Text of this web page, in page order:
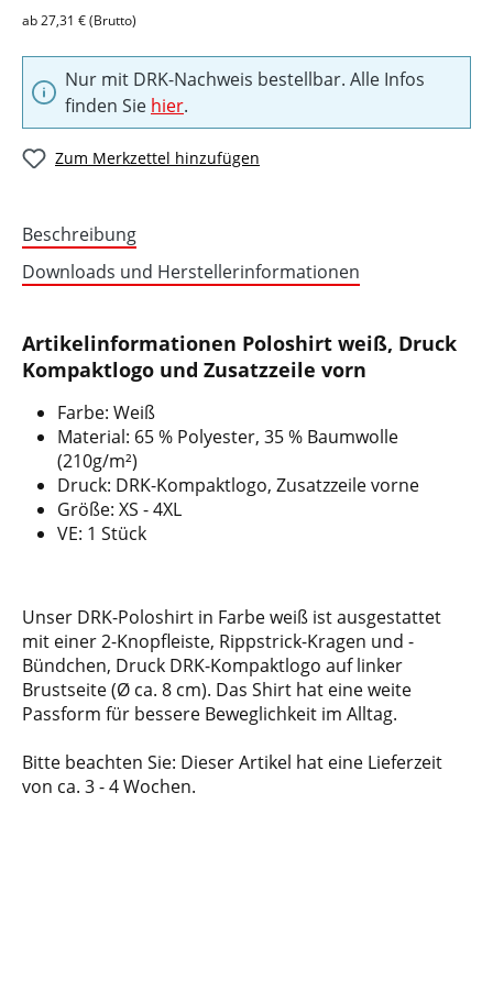
ab 27,31 € (Brutto)
Nur mit DRK-Nachweis bestellbar. Alle Infos
finden Sie hier.
Zum Merkzettel hinzufügen
Beschreibung
Downloads und Herstellerinformationen
Artikelinformationen Poloshirt weiß, Druck
Kompaktlogo und Zusatzzeile vorn
Farbe: Weiß
Material: 65 % Polyester, 35 % Baumwolle
(210g/m²)
Druck: DRK-Kompaktlogo, Zusatzzeile vorne
Größe: XS - 4XL
VE: 1 Stück
Unser DRK-Poloshirt in Farbe weiß ist ausgestattet
mit einer 2-Knopfleiste, Rippstrick-Kragen und -
Bündchen, Druck DRK-Kompaktlogo auf linker
Brustseite (Ø ca. 8 cm). Das Shirt hat eine weite
Passform für bessere Beweglichkeit im Alltag.
Bitte beachten Sie: Dieser Artikel hat eine Lieferzeit
von ca. 3 - 4 Wochen.